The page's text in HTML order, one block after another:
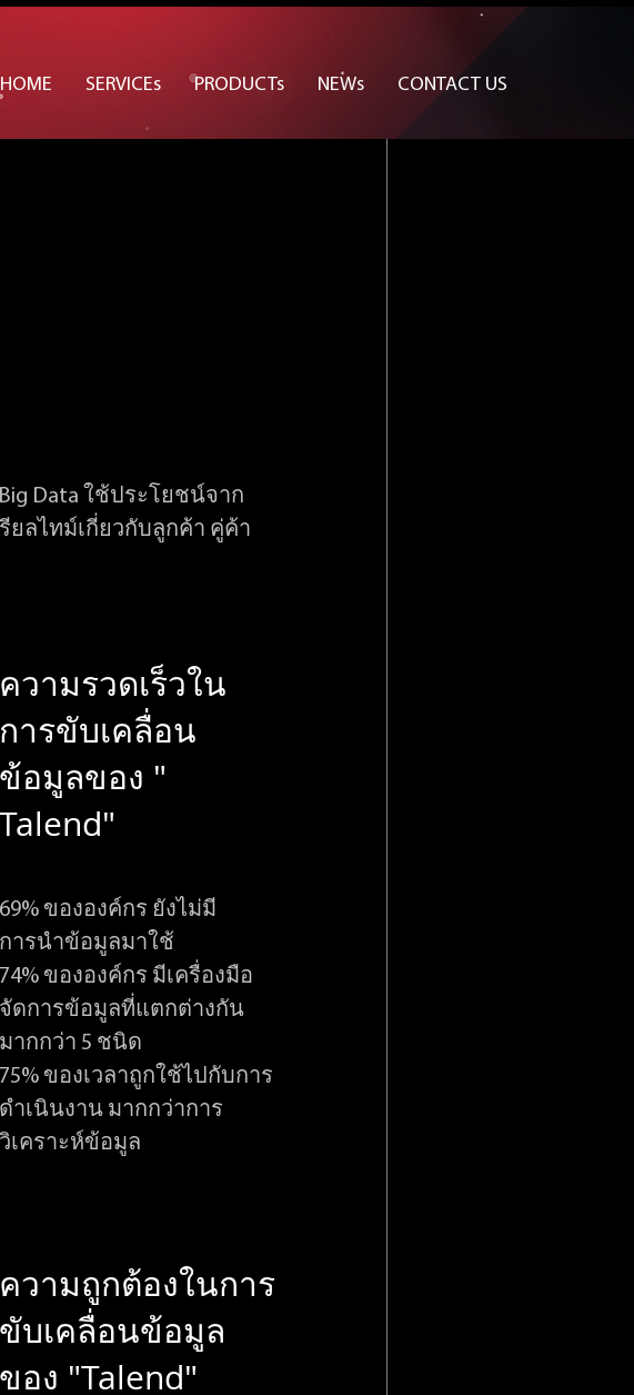
HOME SERVICEs PRODUCTs NEWs CONTACT US
Data ใช้ประโยชน์จาก
ลไทม์เกี่ยวกับลูกค้า คู่ค้า
ความรวดเร็วใน
การขับเคลื่อน
ข้อมูลของ "
Talend"
69% ขององค์กร ยังไม่มี
การนำข้อมูลมาใช้
74% ขององค์กร มีเครื่องมือ
จัดการข้อมูลที่แตกต่างกัน
มากกว่า 5 ชนิด
75% ของเวลาถูกใช้ไปกับการ
ดำเนินงาน มากกว่าการ
วิเคราะห์ข้อมูล
ความถูกต้องในการ
ขับเคลื่อนข้อมูล
ของ "Talend"